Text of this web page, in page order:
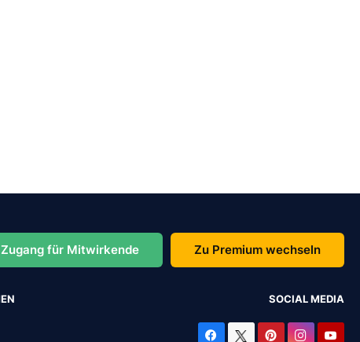
Zugang für Mitwirkende Zu Premium wechseln
SOCIAL MEDIA